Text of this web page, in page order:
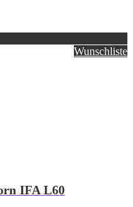
Wunschliste
IFA L60